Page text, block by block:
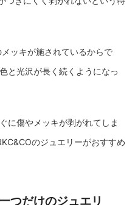
ッキが施されているからで
と光沢が長く続くようになっ
に傷やメッキが剥がれてしま
のジュエリーがおすすめ
つだけのジュエリ